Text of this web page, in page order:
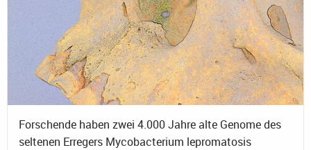
Forschende haben zwei 4.000 Jahre alte Genome des
seltenen Erregers Mycobacterium lepromatosis